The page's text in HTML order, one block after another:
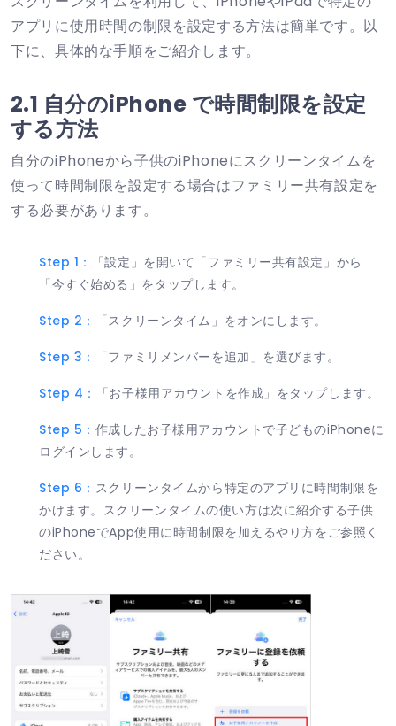
アプリに使用時間の制限を設定する方法は簡単です。以
下に、具体的な手順をご紹介します。
2.1 自分のiPhone で時間制限を設定
する方法
自分のiPhoneから子供のiPhoneにスクリーンタイムを
使って時間制限を設定する場合はファミリー共有設定を
する必要があります。
Step 1：
「設定」を開いて「ファミリー共有設定」から
「今すぐ始める」をタップします。
Step 2： 「スクリーンタイム」をオンにします。
Step 3： 「ファミリメンバーを追加」を選びます。
Step 4： 「お子様用アカウントを作成」をタップします。
Step 5： 作成したお子様用アカウントで子どものiPhoneに
ログインします。
Step 6： スクリーンタイムから特定のアプリに時間制限を
かけます。スクリーンタイムの使い方は次に紹介する子供
のiPhoneでApp使用に時間制限を加えるやり方をご参照く
ださい。